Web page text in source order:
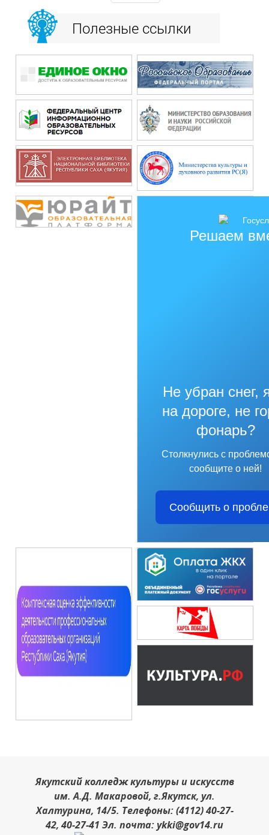
Полезные ссылки
Решаем
Не убран снег,
на дороге, не
фонарь?
Столкнулись с
сообщите о ней!
Сообщить о
Якутский колледж культуры и искусств
им. А.Д. Макаровой, г.Якутск, ул.
Халтурина, 14/5. Телефоны: (4112) 40-27-
42, 40-27-41 Эл. почта: ykki@gov14.ru